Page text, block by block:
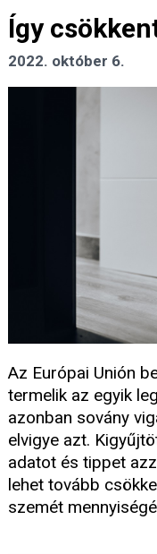
Így
2022. október 6.
Az Európai Unión
termelik az egyik
azonban sovány
elvigye azt.
adatot és tippet
lehet tovább
szemét